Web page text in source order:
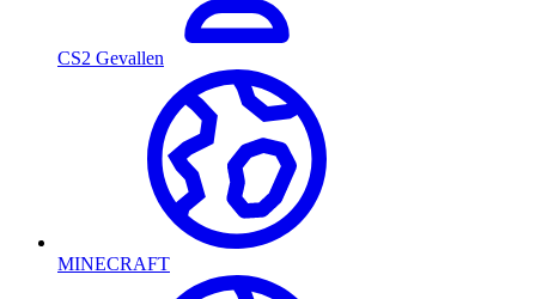
CS2 Gevallen
MINECRAFT